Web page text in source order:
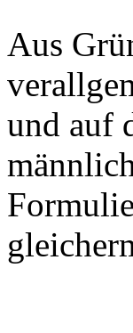
Aus
und auf